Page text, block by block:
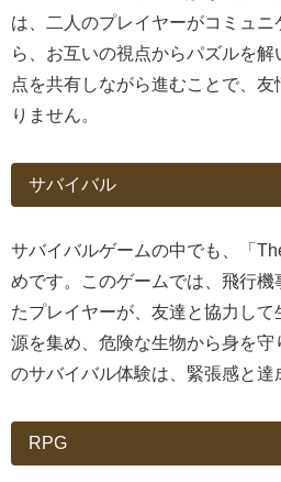
は、二人のプレイヤーがコミュ
ら、お互いの視点からパズルを
点を共有しながら進むことで、
りません。
サバイバル
サバイバルゲームの中でも、「
めです。このゲームでは、飛行機
たプレイヤーが、友達と協力し
源を集め、危険な生物から身を
のサバイバル体験は、緊張感と達
RPG